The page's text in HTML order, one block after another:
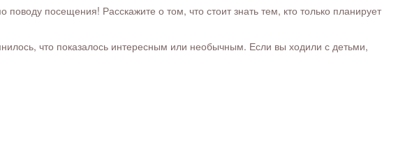
посещения! Расскажите о том, что стоит знать тем, кто только планирует
что показалось интересным или необычным. Если вы ходили с детьми,